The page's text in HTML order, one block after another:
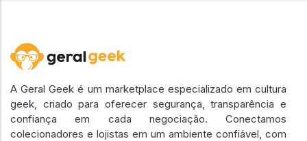
A Geral Geek é um marketplace especializado em cultura
geek, criado para oferecer segurança, transparência e
confiança em cada negociação. Conectamos
colecionadores e lojistas em um ambiente confiável, com